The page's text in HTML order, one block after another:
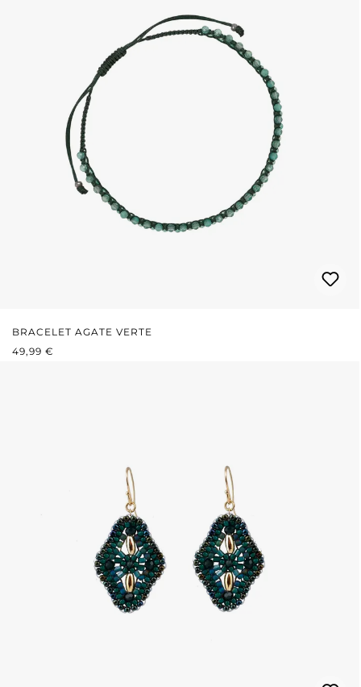
BRACELET AGATE VERTE
PRIX RÉGULIER :
49,99 €